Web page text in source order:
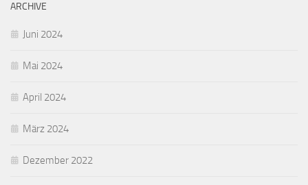
ARCHIVE
Juni 2024
Mai 2024
April 2024
März 2024
Dezember 2022